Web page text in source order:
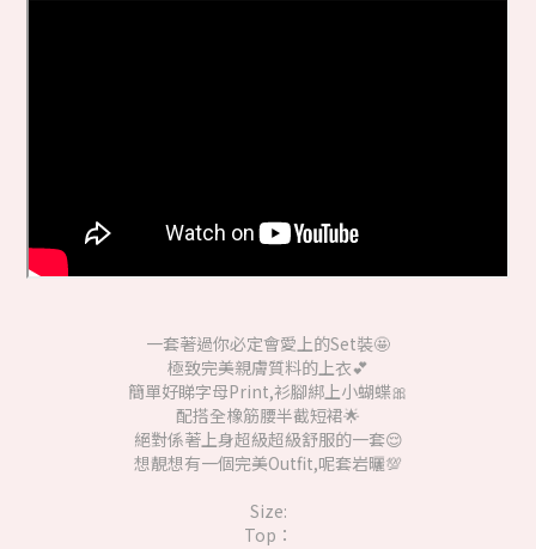
一套著過你必定會愛上的Set裝🤩
極致完美親膚質料的上衣💕
簡單好睇字母Print,衫腳綁上小蝴蝶🎀
配搭全橡筋腰半截短裙🌟
絕對係著上身超級超級舒服的一套😌
想靚想有一個完美Outfit,呢套岩曬💯
Size:
Top：